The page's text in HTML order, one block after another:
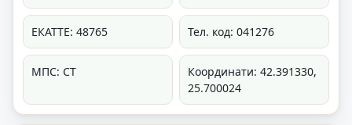
ЕКАТТЕ: 48765 Тел. код: 041276
МПС: СТ
Координати: 42.391330,
25.700024